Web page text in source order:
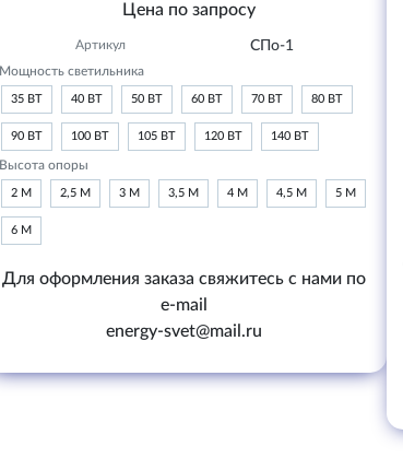
Цена по запросу
Артикул СПо-1
Мощность светильника
35 ВТ 40 ВТ 50 ВТ 60 ВТ 70 ВТ 80 ВТ
90 ВТ 100 ВТ 105 ВТ 120 ВТ 140 ВТ
Высота опоры
2 М 2,5 М 3 М 3,5 М 4 М 4,5 М 5 М
6 М
Для оформления заказа свяжитесь с нами по
e-mail
energy-svet@mail.ru